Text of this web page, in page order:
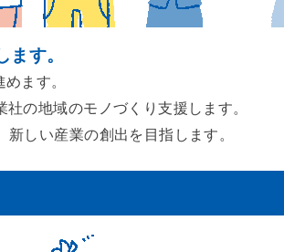
す。
ます。
の地域のモノづくり支援します。
しい産業の創出を目指します。